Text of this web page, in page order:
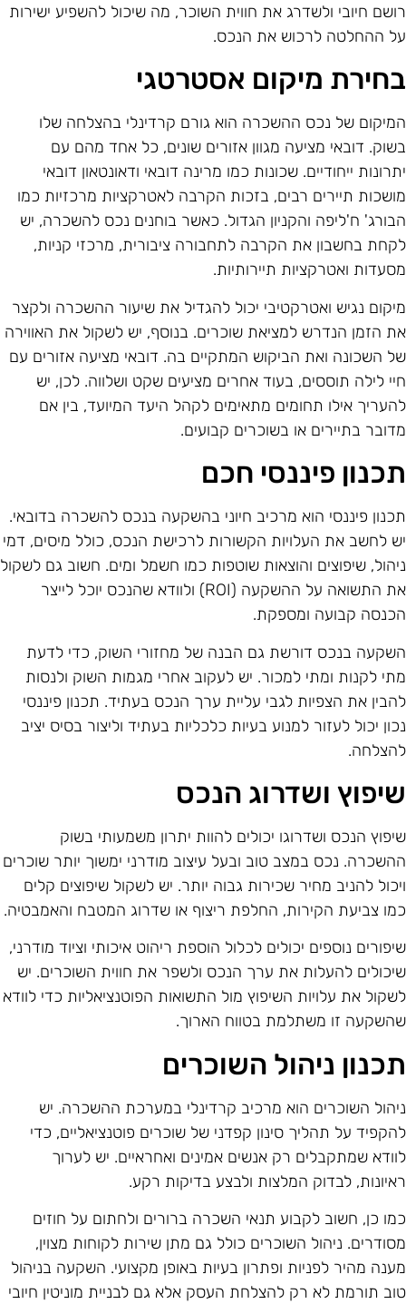
חיובי ולשדרג את חווית השוכר, מה שיכול להשפיע ישירות
ההחלטה לרכוש את הנכס.
מיקום אסטרטגי
של נכס ההשכרה הוא גורם קרדינלי בהצלחה שלו
דובאי מציעה מגוון אזורים שונים, כל אחד מהם עם
ייחודיים. שכונות כמו מרינה דובאי ודאונטאון דובאי
תיירים רבים, בזכות הקרבה לאטרקציות מרכזיות כמו
ח'ליפה והקניון הגדול. כאשר בוחנים נכס להשכרה, יש
בחשבון את הקרבה לתחבורה ציבורית, מרכזי קניות,
ואטרקציות תיירותיות.
נגיש ואטרקטיבי יכול להגדיל את שיעור ההשכרה ולקצר
הזמן הנדרש למציאת שוכרים. בנוסף, יש לשקול את האווירה
השכונה ואת הביקוש המתקיים בה. דובאי מציעה אזורים עם
לילה תוססים, בעוד אחרים מציעים שקט ושלווה. לכן, יש
אילו תחומים מתאימים לקהל היעד המיועד, בין אם
בתיירים או בשוכרים קבועים.
פיננסי חכם
פיננסי הוא מרכיב חיוני בהשקעה בנכס להשכרה בדובאי.
לחשב את העלויות הקשורות לרכישת הנכס, כולל מיסים, דמי
שיפוצים והוצאות שוטפות כמו חשמל ומים. חשוב גם לשקול
את התשואה על ההשקעה (ROI) ולוודא שהנכס יוכל לייצר
קבועה ומספקת.
בנכס דורשת גם הבנה של מחזורי השוק, כדי לדעת
לקנות ומתי למכור. יש לעקוב אחרי מגמות השוק ולנסות
את הצפיות לגבי עליית ערך הנכס בעתיד. תכנון פיננסי
יכול לעזור למנוע בעיות כלכליות בעתיד וליצור בסיס יציב
ושדרוג הנכס
הנכס ושדרוגו יכולים להוות יתרון משמעותי בשוק
נכס במצב טוב ובעל עיצוב מודרני ימשוך יותר שוכרים
להניב מחיר שכירות גבוה יותר. יש לשקול שיפוצים קלים
צביעת הקירות, החלפת ריצוף או שדרוג המטבח והאמבטיה.
נוספים יכולים לכלול הוספת ריהוט איכותי וציוד מודרני,
להעלות את ערך הנכס ולשפר את חווית השוכרים. יש
את עלויות השיפוץ מול התשואות הפוטנציאליות כדי לוודא
זו משתלמת בטווח הארוך.
ניהול השוכרים
השוכרים הוא מרכיב קרדינלי במערכת ההשכרה. יש
על תהליך סינון קפדני של שוכרים פוטנציאליים, כדי
שמתקבלים רק אנשים אמינים ואחראיים. יש לערוך
לבדוק המלצות ולבצע בדיקות רקע.
כן, חשוב לקבוע תנאי השכרה ברורים ולחתום על חוזים
ניהול השוכרים כולל גם מתן שירות לקוחות מצוין,
מהיר לפניות ופתרון בעיות באופן מקצועי. השקעה בניהול
תורמת לא רק להצלחת העסק אלא גם לבניית מוניטין חיובי